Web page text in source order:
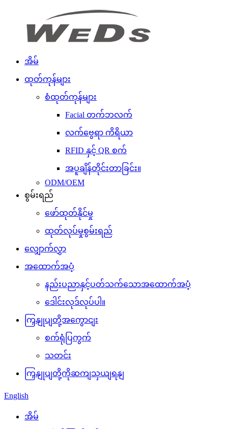
အိမ်
ထုတ်ကုန်များ
စံထုတ်ကုန်များ
Facial တက်ဘလက်
လက်ဗွေရာ ကိရိယာ
RFID နှင့် QR စက်
အပူချိန်တိုင်းတာခြင်း။
ODM/OEM
စွမ်းရည်
ဖော်ထုတ်နိုင်မှု
ထုတ်လုပ်မှုစွမ်းရည်
လျှောက်လွှာ
အထောက်အပံ့
နည်းပညာနှင့်ပတ်သက်သောအထောက်အပံ့
ဒေါင်းလုဒ်လုပ်ပါ။
ကြှနျုပျတို့အကွောငျး
စက်ရုံပြကွက်
သတင်း
ကြှနျုပျတို့ကိုဆကျသှယျရနျ
English
အိမ်